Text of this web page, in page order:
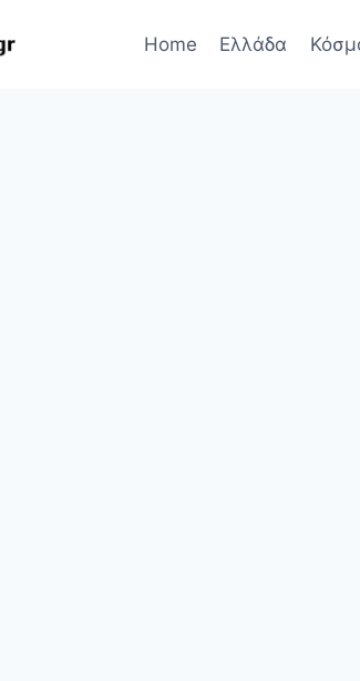
Home Ελλάδα